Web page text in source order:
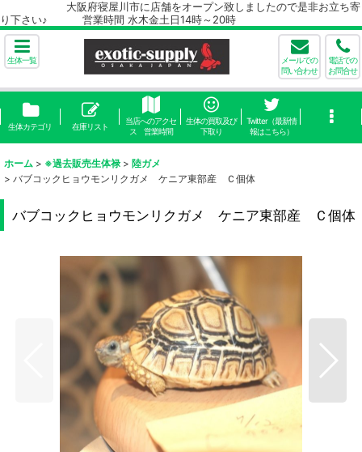
大阪府寝屋川市に店舗をオープン致しましたので是非お立ち寄
り下さい♪ 営業時間 水木金土日14時～20時
生体一覧
メールでの
問い合わせ
電話での
お問合せ
生体カテゴリ 在庫リスト
当店へのアクセ
ス 営業時間
生体の買取及び
下取り
Twitter（最新情
報はこちら）
ホーム > ※過去販売生体禄 > 陸ガメ
> バブコックヒョウモンリクガメ ケニア東部産 Ｃ個体
バブコックヒョウモンリクガメ ケニア東部産 Ｃ個体